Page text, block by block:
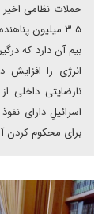
حملات نظامی اخیر
۳.۵ میلیون
بیم آن دارد که
انرژی را
نارضایتی داخلی
اسرائیلِ دارای
برای محکوم کردن